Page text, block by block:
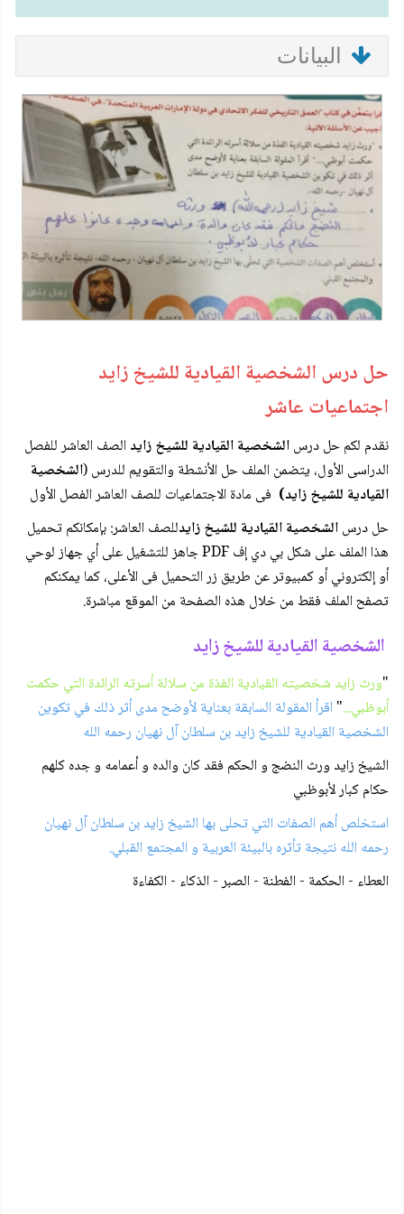
البيانات
حل درس الشخصية القيادية للشيخ زايد
اجتماعيات عاشر
نقدم لكم حل درسالشخصية القيادية للشيخ زايد الصف العاشر للفصل
الدراسى الأول، يتضمن الملف حل الأنشطة والتقويم للدرس (الشخصية
القيادية للشيخ زايد) فى مادة الاجتماعيات للصف العاشر الفصل الأول
حل درسالشخصية القيادية للشيخ زايدللصف العاشر: بإمكانكم تحميل
هذا الملف على شكل بي دي إف PDF جاهز للتشغيل على أي جهاز لوحي
أو إلكتروني أو كمبيوتر عن طريق زر التحميل فى الأعلى، كما يمكنكم
تصفح الملف فقط من خلال هذه الصفحة من الموقع مباشرة.
الشخصية القيادية للشيخ زايد
"ورث زايد شخصيته القيادية الفذة من سلالة أسرته الرائدة التي حكمت
أبوظبي..." اقرأ المقولة السابقة بعناية لأوضح مدى أثر ذلك في تكوين
الشخصية القيادية للشيخ زايد بن سلطان آل نهيان رحمه الله
الشيخ زايد ورث النضج و الحكم فقد كان والده و أعمامه و جده كلهم
حكام كبار لأبوظبي
استخلص أهم الصفات التي تحلى بها الشيخ زايد بن سلطان آل نهيان
رحمه الله نتيجة تأثره بالبيئة العربية و المجتمع القبلي.
العطاء - الحكمة - الفطنة - الصبر - الذكاء - الكفاءة